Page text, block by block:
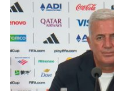
r
s
a
o